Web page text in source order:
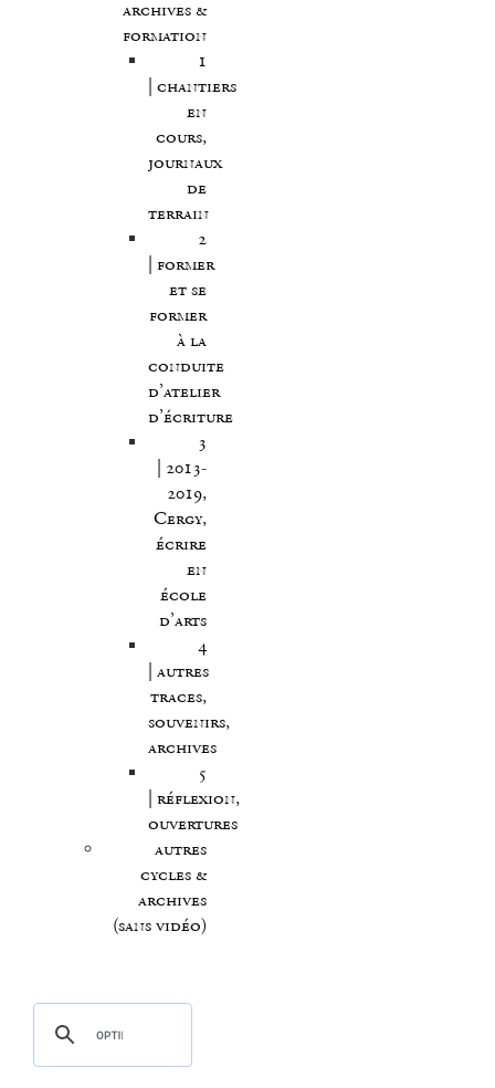
archives &
formation
1
| chantiers
en
cours,
journaux
de
terrain
2
| former
et se
former
à la
conduite
d’atelier
d’écriture
3
| 2013-
2019,
Cergy,
écrire
en
école
d’arts
4
| autres
traces,
souvenirs,
archives
5
| réflexion,
ouvertures
autres
cycles &
archives
(sans vidéo)